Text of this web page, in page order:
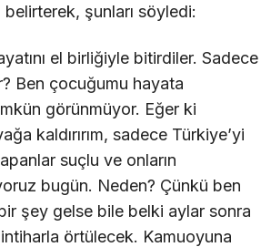
şunları söyledi:
el birliğiyle bitirdiler. Sadece
Ben çocuğumu hayata
görünmüyor. Eğer ki
kaldırırım, sadece Türkiye’yi
suçlu ve onların
bugün. Neden? Çünkü ben
şey gelse bile belki aylar sonra
örtülecek. Kamuoyuna